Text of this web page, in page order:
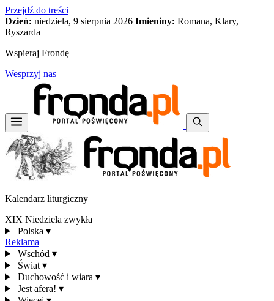
Przejdź do treści
Dzień: niedziela, 9 sierpnia 2026 Imieniny: Romana, Klary,
Ryszarda
Wspieraj Frondę
Wesprzyj nas
Kalendarz liturgiczny
XIX Niedziela zwykła
Polska ▾
Reklama
Wschód ▾
Świat ▾
Duchowość i wiara ▾
Jest afera! ▾